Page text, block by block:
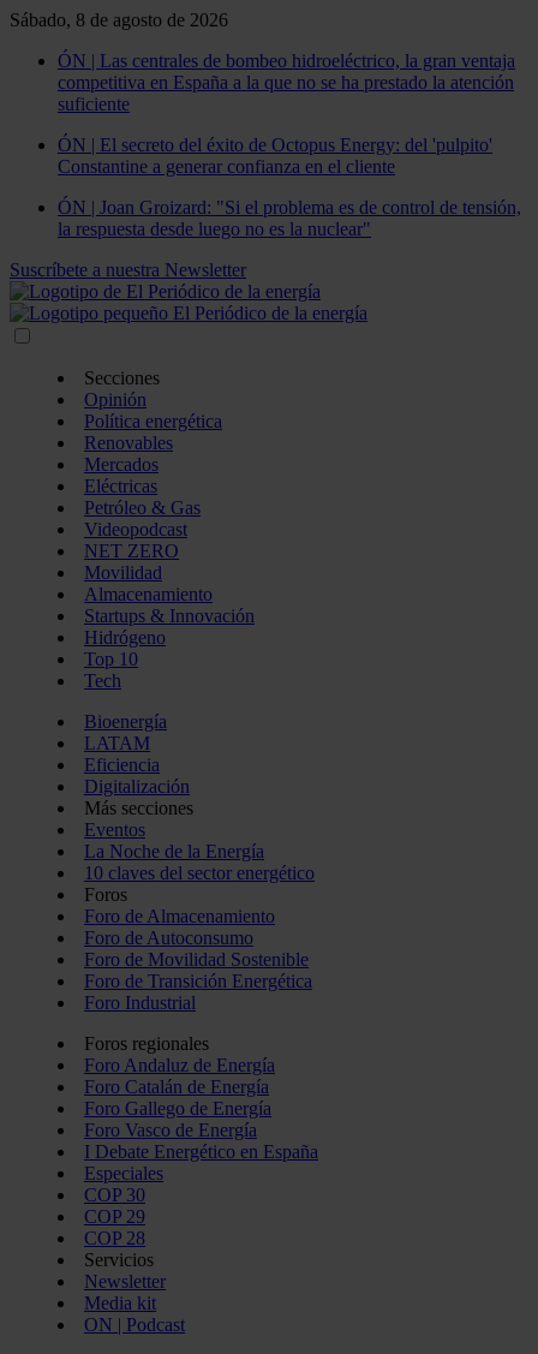
Sábado, 8 de agosto de 2026
ÓN | Las centrales de bombeo hidroeléctrico, la gran ventaja
competitiva en España a la que no se ha prestado la atención
suficiente
ÓN | El secreto del éxito de Octopus Energy: del 'pulpito'
Constantine a generar confianza en el cliente
ÓN | Joan Groizard: "Si el problema es de control de tensión,
la respuesta desde luego no es la nuclear"
Suscríbete a nuestra Newsletter
Secciones
Opinión
Política energética
Renovables
Mercados
Eléctricas
Petróleo & Gas
Videopodcast
NET ZERO
Movilidad
Almacenamiento
Startups & Innovación
Hidrógeno
Top 10
Tech
Bioenergía
LATAM
Eficiencia
Digitalización
Más secciones
Eventos
La Noche de la Energía
10 claves del sector energético
Foros
Foro de Almacenamiento
Foro de Autoconsumo
Foro de Movilidad Sostenible
Foro de Transición Energética
Foro Industrial
Foros regionales
Foro Andaluz de Energía
Foro Catalán de Energía
Foro Gallego de Energía
Foro Vasco de Energía
I Debate Energético en España
Especiales
COP 30
COP 29
COP 28
Servicios
Newsletter
Media kit
ON | Podcast